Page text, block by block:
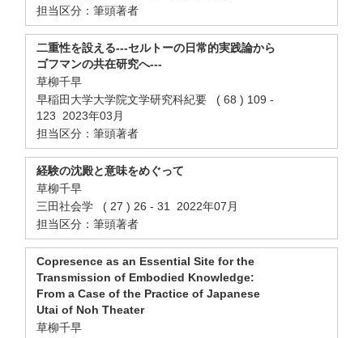
担当区分：筆頭著者
二重性を設える---セルトーの日常的実践論から
ゴフマンの共在研究へ---
草柳千早
早稲田大学大学院文学研究科紀要 ( 68 ) 109 -
123 2023年03月
担当区分：筆頭著者
経験の沈殿と意味をめぐって
草柳千早
三田社会学 ( 27 ) 26 - 31 2022年07月
担当区分：筆頭著者
Copresence as an Essential Site for the
Transmission of Embodied Knowledge:
From a Case of the Practice of Japanese
Utai of Noh Theater
草柳千早